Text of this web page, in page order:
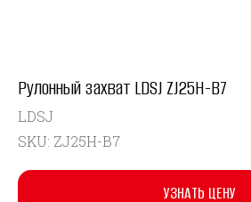
Рулонный захват LDSJ ZJ25H-B7
LDSJ
SKU: ZJ25H-B7
УЗНАТЬ ЦЕНУ